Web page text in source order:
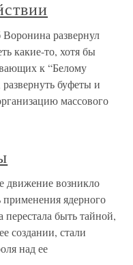
развернул
какие-то, хотя бы
к “Белому
буфеты и
массового
движение возникло
применения ядерного
быть тайной,
создании, стали
над ее